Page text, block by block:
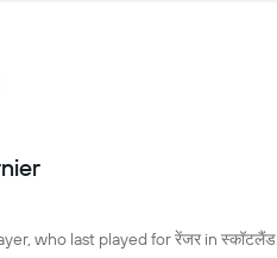
who last played for रेंजर in स्कॉटलैंड.